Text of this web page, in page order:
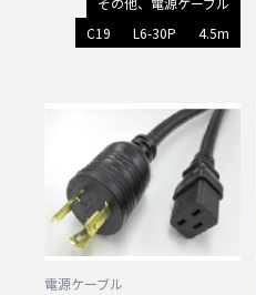
C19
L6-30P 4.5m
電源ケーブル